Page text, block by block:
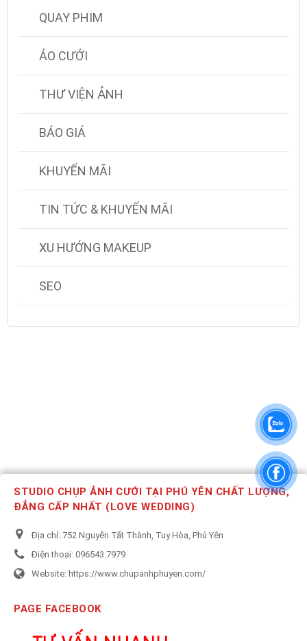
QUAY PHIM
ÁO CƯỚI
THƯ VIỆN ẢNH
BÁO GIÁ
KHUYẾN MÃI
TIN TỨC & KHUYẾN MÃI
XU HƯỚNG MAKEUP
SEO
STUDIO CHỤP ẢNH CƯỚI TẠI PHÚ YÊN CHẤT LƯỢNG,
ĐẲNG CẤP NHẤT (LOVE WEDDING)
Địa chỉ: 752 Nguyễn Tất Thành, Tuy Hòa, Phú Yên
Điện thoại: 096543.7979
Website: https://www.chupanhphuyen.com/
PAGE FACEBOOK